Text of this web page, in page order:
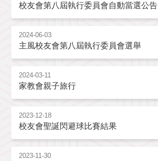
校友會第八屆執行委員會自動當選公告
2024-06-03
主風校友會第八屆執行委員會選舉
2024-03-11
家教會親子旅行
2023-12-18
校友會聖誕閃避球比賽結果
2023-11-30